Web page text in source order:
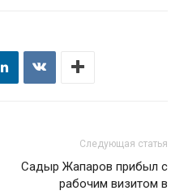
Следующая статья
Садыр Жапаров прибыл с
рабочим визитом в